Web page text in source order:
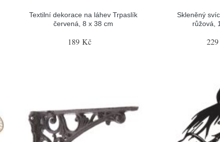
Textilní dekorace na láhev Trpaslík
červená, 8 x 38 cm
189 Kč
Skleněný
růžová,